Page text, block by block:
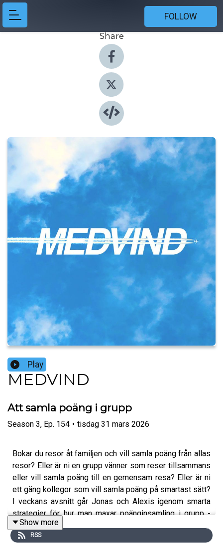
FOLLOW
Share
Play
MEDVIND
Att samla poäng i grupp
Season 3, Ep. 154 • tisdag 31 mars 2026
Bokar du resor åt familjen och vill samla poäng från allas
resor? Eller är ni en grupp vänner som reser tillsammans
eller vill samla poäng till en gemensam resa? Eller är ni
ett gäng kollegor som vill samla poäng på smartast sätt?
I veckans avsnitt går Jonas och Alexis igenom smarta
strategier för hur man maxar poänginsamling i grupp -
Points Pooling, val av kreditkort och extrakort, kampanjer
och inköp kan göras på smarta sätt för att maxa poängen
Show more
RSS